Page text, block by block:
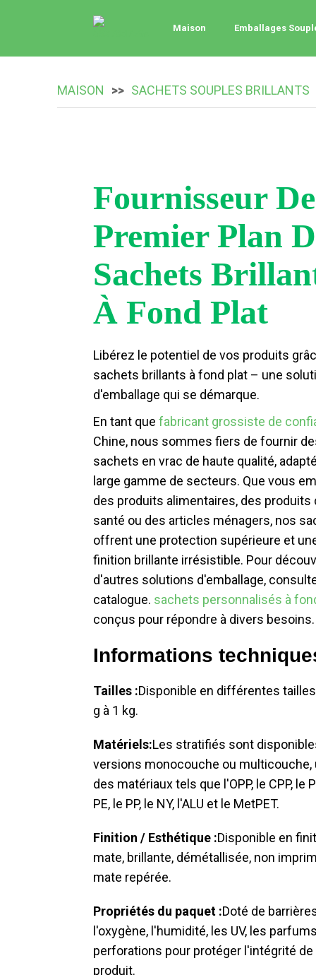
Maison Emballages
MAISON SACHETS SOUPLES BRILLANTS
Fournisseur De
Premier Plan
Sachets
À Fond Plat
Libérez le potentiel de vos produits
sachets brillants à fond plat – une
d'emballage qui se démarque.
En tant que fabricant grossiste de
Chine, nous sommes fiers de fournir
sachets en vrac de haute qualité,
large gamme de secteurs. Que vous
des produits alimentaires, des produits
santé ou des articles ménagers, nos
offrent une protection supérieure et
finition brillante irrésistible. Pour
d'autres solutions d'emballage,
catalogue. sachets personnalisés à
conçus pour répondre à divers besoins.
Informations
Tailles :Disponible en différentes
g à 1 kg.
Matériels:Les stratifiés sont
versions monocouche ou multicouche,
des matériaux tels que l'OPP, le CPP, le
PE, le PP, le NY, l'ALU et le MetPET.
Finition / Esthétique :Disponible en
mate, brillante, démétallisée, non
mate repérée.
Propriétés du paquet :Doté de
l'oxygène, l'humidité, les UV, les
perforations pour protéger l'intégrité
produit.